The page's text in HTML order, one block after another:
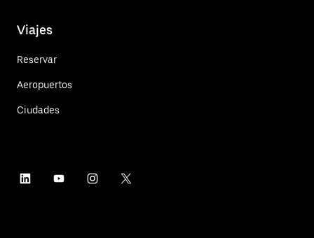
Viajes
Reservar
Aeropuertos
Ciudades